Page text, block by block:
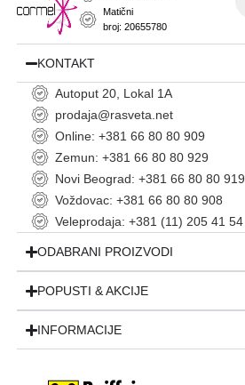
Matični
broj: 20655780
KONTAKT
Autoput 20, Lokal 1A
prodaja@rasveta.net
Online: +381 66 80 80 909
Zemun: +381 66 80 80 929
Novi Beograd: +381 66 80 80 919
Voždovac: +381 66 80 80 908
Veleprodaja: +381 (11) 205 41 54
ODABRANI PROIZVODI
POPUSTI & AKCIJE
INFORMACIJE